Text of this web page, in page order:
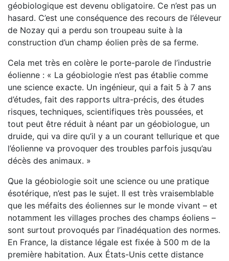
géobiologique est devenu obligatoire. Ce n’est pas un
hasard. C’est une conséquence des recours de l’éleveur
de Nozay qui a perdu son troupeau suite à la
construction d’un champ éolien près de sa ferme.
Cela met très en colère le porte-parole de l’industrie
éolienne : « La géobiologie n’est pas établie comme
une science exacte. Un ingénieur, qui a fait 5 à 7 ans
d’études, fait des rapports ultra-précis, des études
risques, techniques, scientifiques très poussées, et
tout peut être réduit à néant par un géobiologue, un
druide, qui va dire qu’il y a un courant tellurique et que
l’éolienne va provoquer des troubles parfois jusqu’au
décès des animaux. »
Que la géobiologie soit une science ou une pratique
ésotérique, n’est pas le sujet. Il est très vraisemblable
que les méfaits des éoliennes sur le monde vivant – et
notamment les villages proches des champs éoliens –
sont surtout provoqués par l’inadéquation des normes.
En France, la distance légale est fixée à 500 m de la
première habitation. Aux États-Unis cette distance